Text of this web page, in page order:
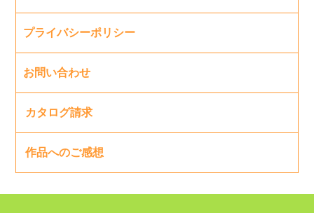
プライバシーポリシー
お問い合わせ
カタログ請求
作品へのご感想